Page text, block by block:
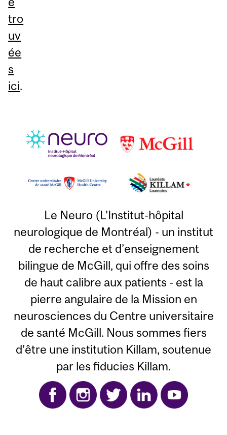
tro
uv
ée
s
ici.
Le Neuro (L'Institut-hôpital
neurologique de Montréal) - un institut
de recherche et d’enseignement
bilingue de McGill, qui offre des soins
de haut calibre aux patients - est la
pierre angulaire de la Mission en
neurosciences du Centre universitaire
de santé McGill. Nous sommes fiers
d’être une institution Killam, soutenue
par les fiducies Killam.